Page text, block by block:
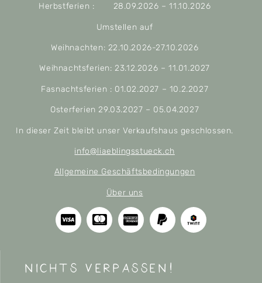
Herbstferien : 28.09.2026 – 11.10.2026
Umstellen auf
Weihnachten: 22.10.2026-27.10.2026
Weihnachtsferien: 23.12.2026 – 11.01.2027
Fasnachtsferien : 01.02.2027 – 10.2.2027
Osterferien 29.03.2027 – 05.04.2027
In dieser Zeit bleibt unser Verkaufshaus geschlossen.
info@liaeblingsstueck.ch
Allgemeine Geschäftsbedingungen
Über uns
nichts verpassen!